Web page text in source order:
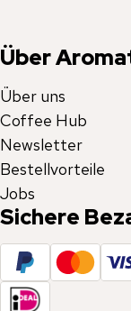
Über
Über uns
Coffee Hub
Newsletter
Bestellvorteile
Jobs
Sichere